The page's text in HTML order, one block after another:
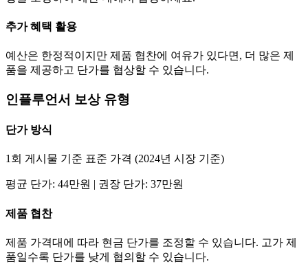
추가 혜택 활용
예산은 한정적이지만 제품 협찬에 여유가 있다면, 더 많은 제
품을 제공하고 단가를 협상할 수 있습니다.
인플루언서 보상 유형
단가방식
1회 게시물 기준 표준 가격 (2024년 시장 기준)
평균 단가: 44만원 | 권장 단가: 37만원
제품 협찬
제품 가격대에 따라 현금 단가를 조정할 수 있습니다. 고가 제
품일수록 단가를 낮게 협의할 수 있습니다.